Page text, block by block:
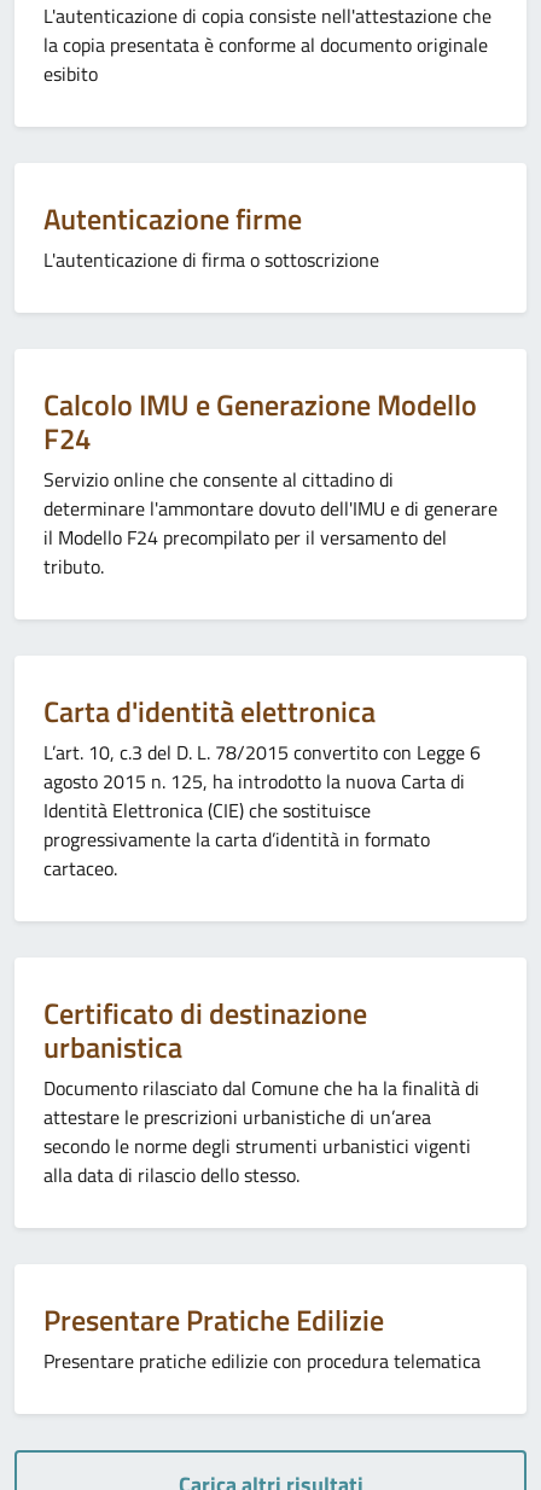
L'autenticazione di copia consiste nell'attestazione che
la copia presentata è conforme al documento originale
esibito
Categoria:
Autenticazione firme
L'autenticazione di firma o sottoscrizione
Categoria:
Calcolo IMU e Generazione Modello
F24
Servizio online che consente al cittadino di
determinare l'ammontare dovuto dell'IMU e di generare
il Modello F24 precompilato per il versamento del
tributo.
Categoria:
Carta d'identità elettronica
L’art. 10, c.3 del D. L. 78/2015 convertito con Legge 6
agosto 2015 n. 125, ha introdotto la nuova Carta di
Identità Elettronica (CIE) che sostituisce
progressivamente la carta d’identità in formato
cartaceo.
Categoria:
Certificato di destinazione
urbanistica
Documento rilasciato dal Comune che ha la finalità di
attestare le prescrizioni urbanistiche di un’area
secondo le norme degli strumenti urbanistici vigenti
alla data di rilascio dello stesso.
Categoria:
Presentare Pratiche Edilizie
Presentare pratiche edilizie con procedura telematica